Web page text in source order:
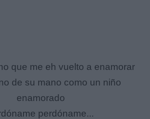
que me eh vuelto a enamorar
de su mano como un niño
enamorado
perdóname...